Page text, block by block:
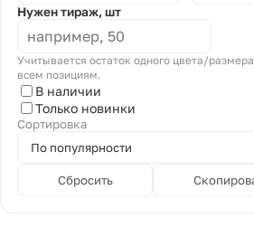
Нужен тираж, шт
Учитывается остаток одного цвета/
всем позициям.
В наличии
Только новинки
Сортировка
Сбросить